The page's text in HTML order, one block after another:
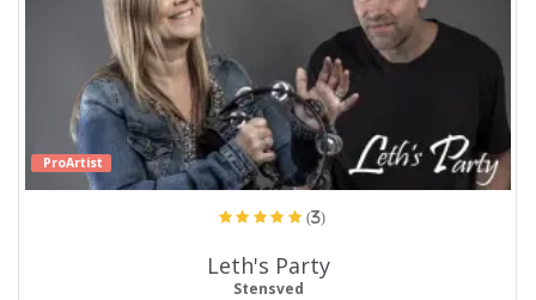
ProArtist
(3)
Leth's Party
Stensved